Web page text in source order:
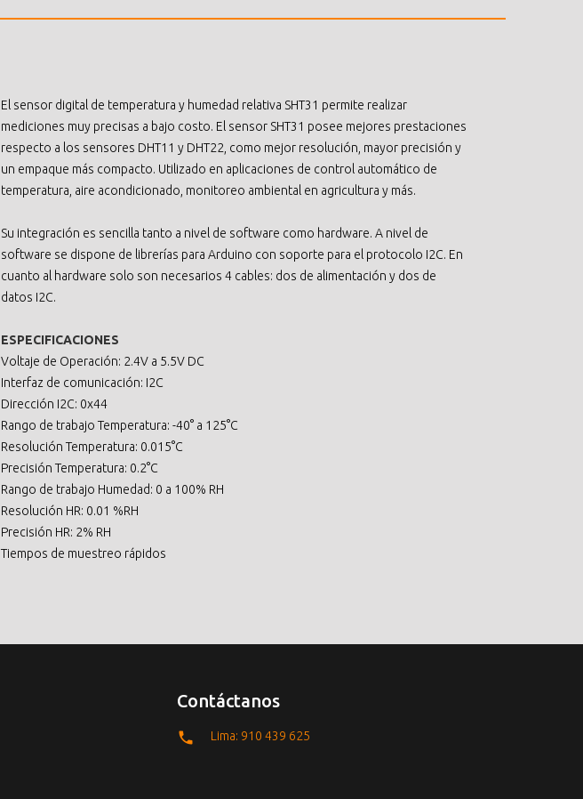
El sensor digital de temperatura y humedad relativa SHT31 permite realizar
mediciones muy precisas a bajo costo. El sensor SHT31 posee mejores prestaciones
respecto a los sensores DHT11 y DHT22, como mejor resolución, mayor precisión y
un empaque más compacto. Utilizado en aplicaciones de control automático de
temperatura, aire acondicionado, monitoreo ambiental en agricultura y más.
Su integración es sencilla tanto a nivel de software como hardware. A nivel de
software se dispone de librerías para Arduino con soporte para el protocolo I2C. En
cuanto al hardware solo son necesarios 4 cables: dos de alimentación y dos de
datos I2C.
ESPECIFICACIONES
Voltaje de Operación: 2.4V a 5.5V DC
Interfaz de comunicación: I2C
Dirección I2C: 0x44
Rango de trabajo Temperatura: -40° a 125°C
Resolución Temperatura: 0.015°C
Precisión Temperatura: 0.2°C
Rango de trabajo Humedad: 0 a 100% RH
Resolución HR: 0.01 %RH
Precisión HR: 2% RH
Tiempos de muestreo rápidos
Contáctanos
Lima: 910 439 625